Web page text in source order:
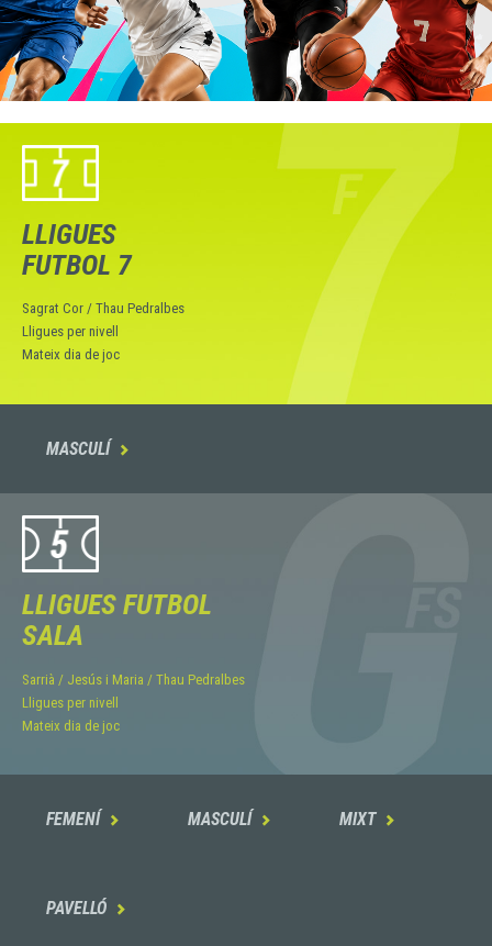
LLIGUES
FUTBOL 7
Sagrat Cor / Thau Pedralbes
Lligues per nivell
Mateix dia de joc
MASCULÍ 
LLIGUES FUTBOL
SALA
Sarrià / Jesús i Maria / Thau Pedralbes
Lligues per nivell
Mateix dia de joc
FEMENÍ  MASCULÍ  MIXT 
PAVELLÓ 